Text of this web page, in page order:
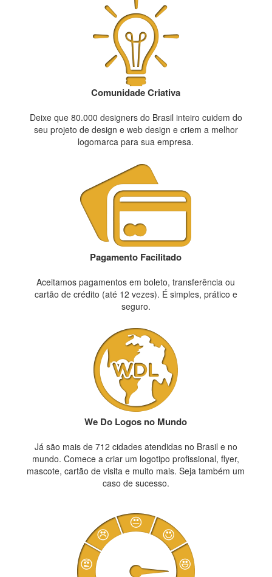
Comunidade Criativa
Deixe que 80.000 designers do Brasil inteiro cuidem do
seu projeto de design e web design e criem a melhor
logomarca para sua empresa.
Pagamento Facilitado
Aceitamos pagamentos em boleto, transferência ou
cartão de crédito (até 12 vezes). É simples, prático e
seguro.
We Do Logos no Mundo
Já são mais de 712 cidades atendidas no Brasil e no
mundo. Comece a criar um logotipo profissional, flyer,
mascote, cartão de visita e muito mais. Seja também um
caso de sucesso.